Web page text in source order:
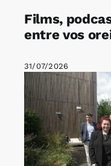
Films,
entre vos
31/07/2026